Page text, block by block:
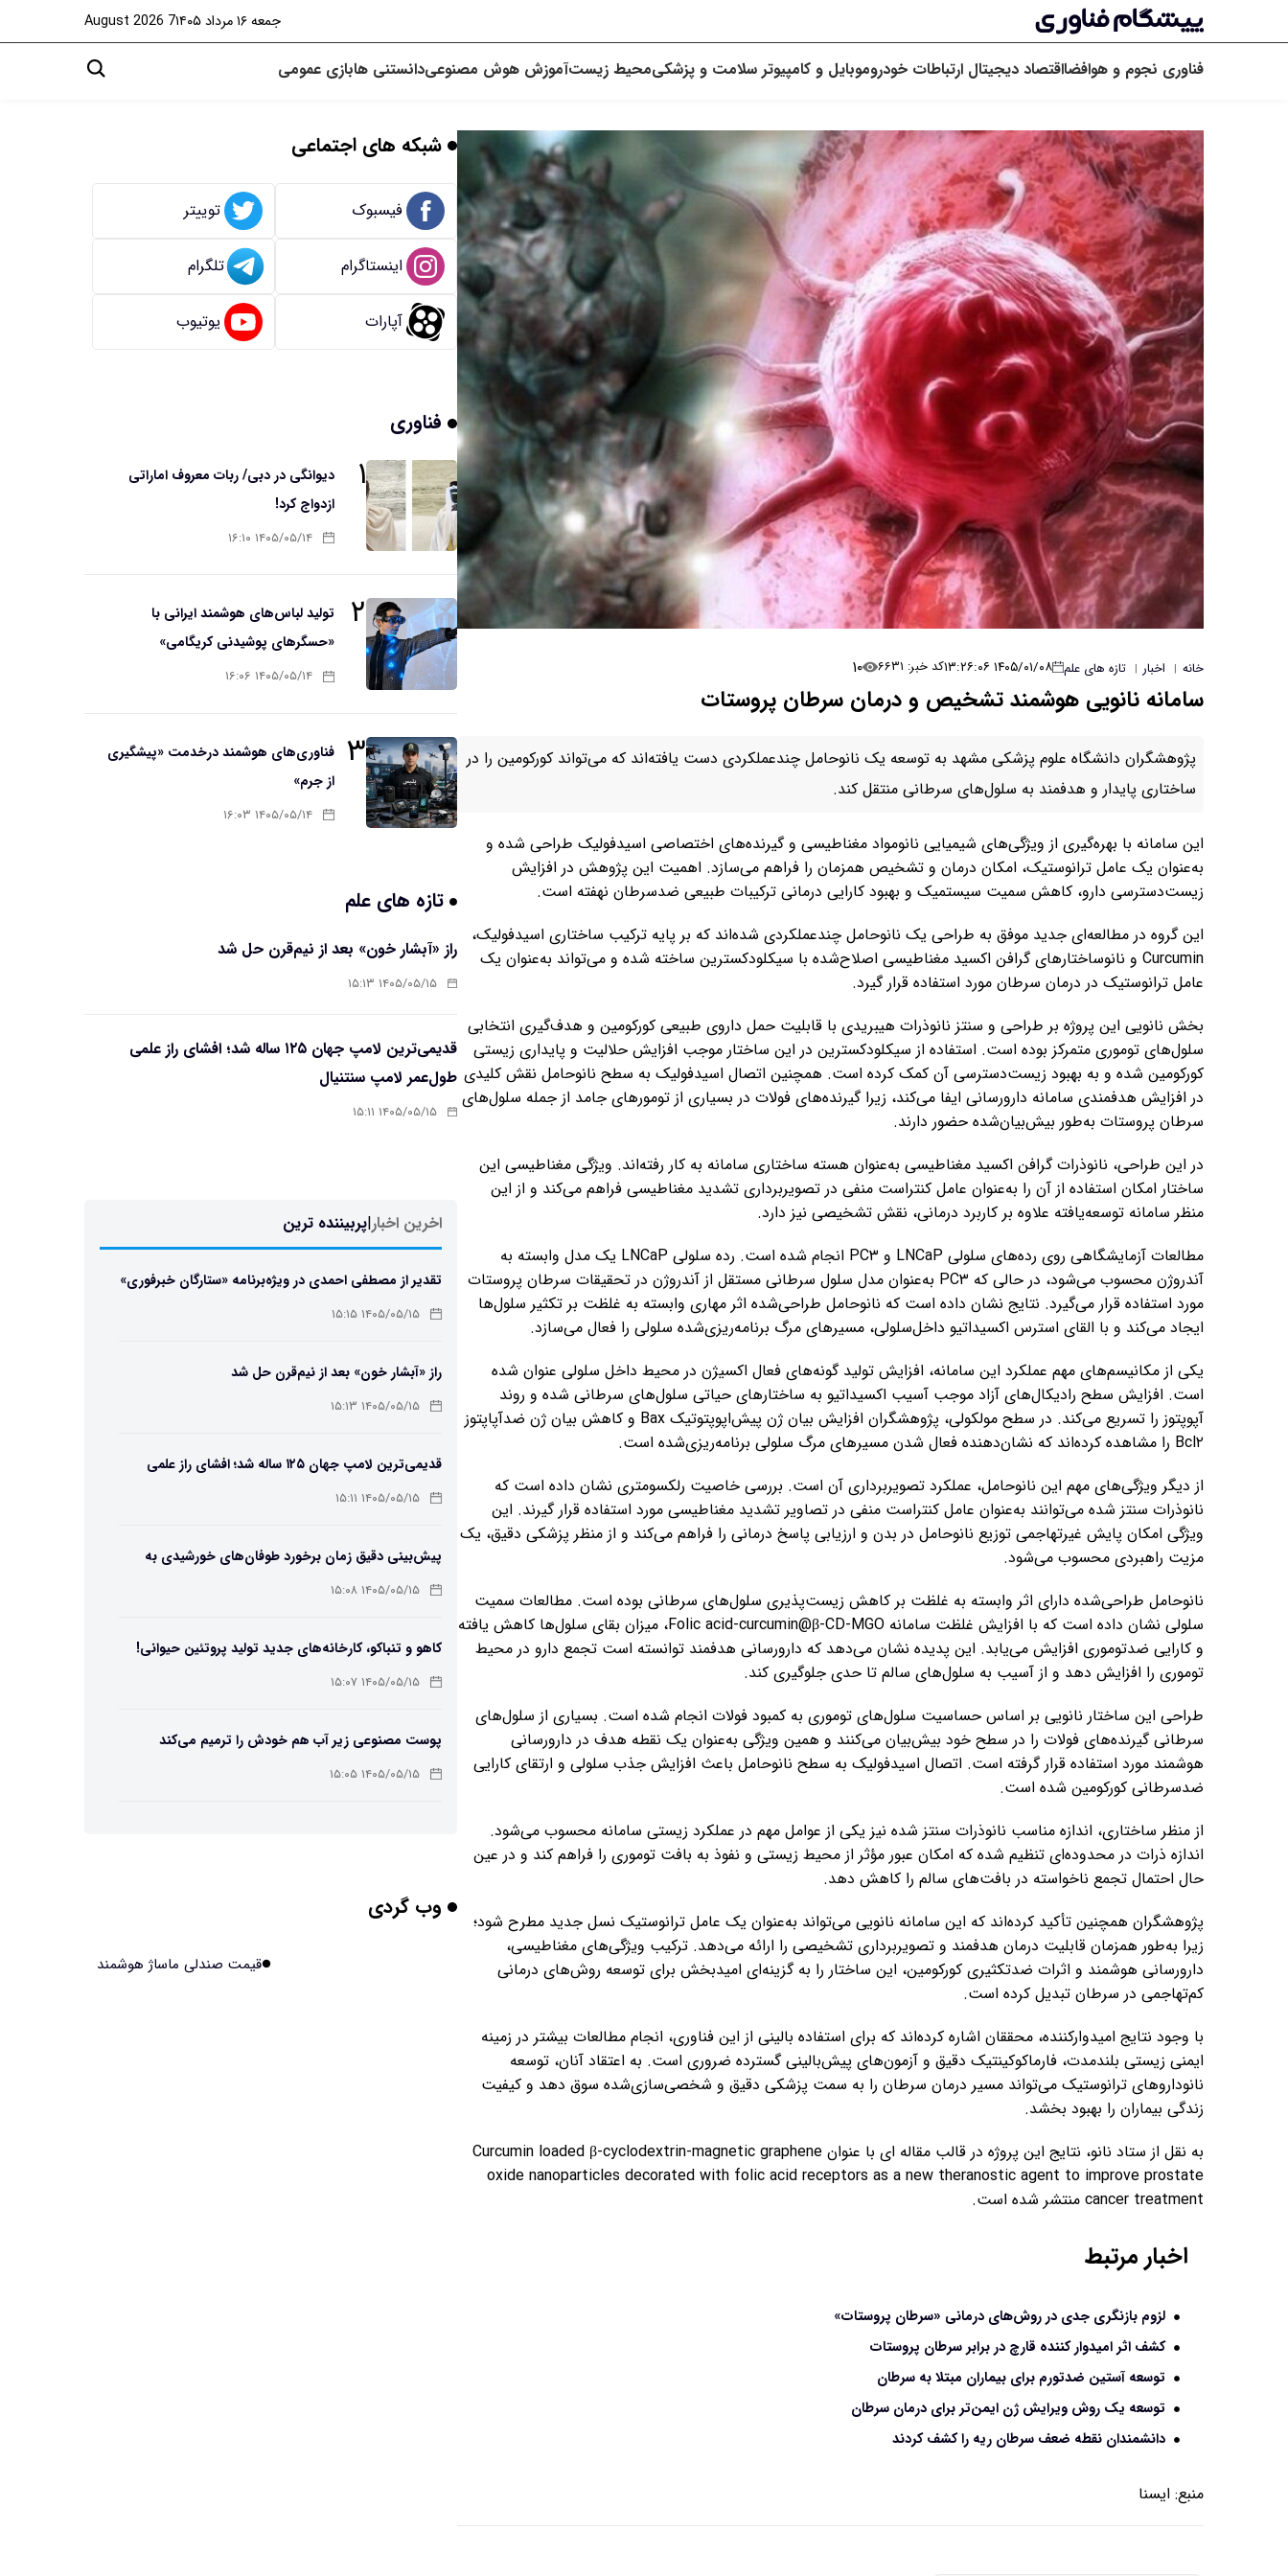
جمعه ۱۶ مرداد ۱۴۰۵ 7 August 2026
فناوری نجوم و هوافضااقتصاد دیجیتال ارتباطات خودروموبایل و کامپیوتر سلامت و پزشکیمحیط زیستآموزش هوش مصنوعیدانستنی هابازی عمومی
خانه | اخبار | تازه های علم ۱۴۰۵/۰۱/۰۸ ۱۳:۲۶:۰۶ کد خبر: ۶۶۳۱ ۱۰
سامانه نانویی هوشمند تشخیص و درمان سرطان پروستات
پژوهشگران دانشگاه علوم پزشکی مشهد به توسعه یک نانوحامل چندعملکردی دست یافته‌اند که می‌تواند کورکومین را در
ساختاری پایدار و هدفمند به سلول‌های سرطانی منتقل کند.
این سامانه با بهره‌گیری از ویژگی‌های شیمیایی نانومواد مغناطیسی و گیرنده‌های اختصاصی اسیدفولیک طراحی شده و
به‌عنوان یک عامل ترانوستیک، امکان درمان و تشخیص همزمان را فراهم می‌سازد. اهمیت این پژوهش در افزایش
زیست‌دسترسی دارو، کاهش سمیت سیستمیک و بهبود کارایی درمانی ترکیبات طبیعی ضدسرطان نهفته است.
این گروه در مطالعه‌ای جدید موفق به طراحی یک نانوحامل چندعملکردی شده‌اند که بر پایه ترکیب ساختاری اسیدفولیک،
Curcumin و نانوساختارهای گرافن اکسید مغناطیسی اصلاح‌شده با سیکلودکسترین ساخته شده و می‌تواند به‌عنوان یک
عامل ترانوستیک در درمان سرطان مورد استفاده قرار گیرد.
بخش نانویی این پروژه بر طراحی و سنتز نانوذرات هیبریدی با قابلیت حمل داروی طبیعی کورکومین و هدف‌گیری انتخابی
سلول‌های توموری متمرکز بوده است. استفاده از سیکلودکسترین در این ساختار موجب افزایش حلالیت و پایداری زیستی
کورکومین شده و به بهبود زیست‌دسترسی آن کمک کرده است. همچنین اتصال اسیدفولیک به سطح نانوحامل نقش کلیدی
در افزایش هدفمندی سامانه دارورسانی ایفا می‌کند، زیرا گیرنده‌های فولات در بسیاری از تومورهای جامد از جمله سلول‌های
سرطان پروستات به‌طور بیش‌بیان‌شده حضور دارند.
در این طراحی، نانوذرات گرافن اکسید مغناطیسی به‌عنوان هسته ساختاری سامانه به کار رفته‌اند. ویژگی مغناطیسی این
ساختار امکان استفاده از آن را به‌عنوان عامل کنتراست منفی در تصویربرداری تشدید مغناطیسی فراهم می‌کند و از این
منظر سامانه توسعه‌یافته علاوه بر کاربرد درمانی، نقش تشخیصی نیز دارد.
مطالعات آزمایشگاهی روی رده‌های سلولی LNCaP و PC۳ انجام شده است. رده سلولی LNCaP یک مدل وابسته به
آندروژن محسوب می‌شود، در حالی که PC۳ به‌عنوان مدل سلول سرطانی مستقل از آندروژن در تحقیقات سرطان پروستات
مورد استفاده قرار می‌گیرد. نتایج نشان داده است که نانوحامل طراحی‌شده اثر مهاری وابسته به غلظت بر تکثیر سلول‌ها
ایجاد می‌کند و با القای استرس اکسیداتیو داخل‌سلولی، مسیرهای مرگ برنامه‌ریزی‌شده سلولی را فعال می‌سازد.
یکی از مکانیسم‌های مهم عملکرد این سامانه، افزایش تولید گونه‌های فعال اکسیژن در محیط داخل سلولی عنوان شده
است. افزایش سطح رادیکال‌های آزاد موجب آسیب اکسیداتیو به ساختارهای حیاتی سلول‌های سرطانی شده و روند
آپوپتوز را تسریع می‌کند. در سطح مولکولی، پژوهشگران افزایش بیان ژن پیش‌اپوپتوتیک Bax و کاهش بیان ژن ضدآپاپتوز
Bcl۲ را مشاهده کرده‌اند که نشان‌دهنده فعال شدن مسیرهای مرگ سلولی برنامه‌ریزی‌شده است.
از دیگر ویژگی‌های مهم این نانوحامل، عملکرد تصویربرداری آن است. بررسی خاصیت رلکسومتری نشان داده است که
نانوذرات سنتز شده می‌توانند به‌عنوان عامل کنتراست منفی در تصاویر تشدید مغناطیسی مورد استفاده قرار گیرند. این
ویژگی امکان پایش غیرتهاجمی توزیع نانوحامل در بدن و ارزیابی پاسخ درمانی را فراهم می‌کند و از منظر پزشکی دقیق، یک
مزیت راهبردی محسوب می‌شود.
نانوحامل طراحی‌شده دارای اثر وابسته به غلظت بر کاهش زیست‌پذیری سلول‌های سرطانی بوده است. مطالعات سمیت
سلولی نشان داده است که با افزایش غلظت سامانه Folic acid-curcumin@β-CD-MGO، میزان بقای سلول‌ها کاهش یافته
و کارایی ضدتوموری افزایش می‌یابد. این پدیده نشان می‌دهد که دارورسانی هدفمند توانسته است تجمع دارو در محیط
توموری را افزایش دهد و از آسیب به سلول‌های سالم تا حدی جلوگیری کند.
طراحی این ساختار نانویی بر اساس حساسیت سلول‌های توموری به کمبود فولات انجام شده است. بسیاری از سلول‌های
سرطانی گیرنده‌های فولات را در سطح خود بیش‌بیان می‌کنند و همین ویژگی به‌عنوان یک نقطه هدف در دارورسانی
هوشمند مورد استفاده قرار گرفته است. اتصال اسیدفولیک به سطح نانوحامل باعث افزایش جذب سلولی و ارتقای کارایی
ضدسرطانی کورکومین شده است.
از منظر ساختاری، اندازه مناسب نانوذرات سنتز شده نیز یکی از عوامل مهم در عملکرد زیستی سامانه محسوب می‌شود.
اندازه ذرات در محدوده‌ای تنظیم شده که امکان عبور مؤثر از محیط زیستی و نفوذ به بافت توموری را فراهم کند و در عین
حال احتمال تجمع ناخواسته در بافت‌های سالم را کاهش دهد.
پژوهشگران همچنین تأکید کرده‌اند که این سامانه نانویی می‌تواند به‌عنوان یک عامل ترانوستیک نسل جدید مطرح شود؛
زیرا به‌طور همزمان قابلیت درمان هدفمند و تصویربرداری تشخیصی را ارائه می‌دهد. ترکیب ویژگی‌های مغناطیسی،
دارورسانی هوشمند و اثرات ضدتکثیری کورکومین، این ساختار را به گزینه‌ای امیدبخش برای توسعه روش‌های درمانی
کم‌تهاجمی در سرطان تبدیل کرده است.
با وجود نتایج امیدوارکننده، محققان اشاره کرده‌اند که برای استفاده بالینی از این فناوری، انجام مطالعات بیشتر در زمینه
ایمنی زیستی بلندمدت، فارماکوکینتیک دقیق و آزمون‌های پیش‌بالینی گسترده ضروری است. به اعتقاد آنان، توسعه
نانوداروهای ترانوستیک می‌تواند مسیر درمان سرطان را به سمت پزشکی دقیق و شخصی‌سازی‌شده سوق دهد و کیفیت
زندگی بیماران را بهبود بخشد.
به نقل از ستاد نانو، نتایج این پروژه در قالب مقاله ای با عنوان Curcumin loaded β-cyclodextrin-magnetic graphene
oxide nanoparticles decorated with folic acid receptors as a new theranostic agent to improve prostate
cancer treatment منتشر شده است.
اخبار مرتبط
لزوم بازنگری جدی در روش‌های درمانی «سرطان پروستات»
کشف اثر امیدوار کننده‌ قارچ در برابر سرطان پروستات
توسعه آستین ضدتورم برای بیماران مبتلا به سرطان
توسعه یک روش ویرایش ژن ایمن‌تر برای درمان سرطان
دانشمندان نقطه ضعف سرطان ریه را کشف کردند
منبع: ايسنا
شبکه های اجتماعی
فیسبوک توییتر
اینستاگرام تلگرام
آپارات یوتیوب
فناوری
۱
دیوانگی در دبی/ ربات معروف اماراتی
ازدواج کرد!
۱۴۰۵/۰۵/۱۴ ۱۶:۱۰
۲
تولید لباس‌های هوشمند ایرانی با
«حسگرهای پوشیدنی کریگامی»
۱۴۰۵/۰۵/۱۴ ۱۶:۰۶
۳ فناوری‌های هوشمند درخدمت «پیشگیری
از جرم»
۱۴۰۵/۰۵/۱۴ ۱۶:۰۳
تازه های علم
راز «آبشار خون» بعد از نیم‌قرن حل شد
۱۴۰۵/۰۵/۱۵ ۱۵:۱۳
قدیمی‌ترین لامپ جهان ۱۲۵ ساله شد؛ افشای راز علمی
طول‌عمر لامپ سنتنیال
۱۴۰۵/۰۵/۱۵ ۱۵:۱۱
اخرین اخبار|پربیننده ترین
تقدیر از مصطفی احمدی در ویژه‌برنامه «ستارگان خبرفوری»
۱۴۰۵/۰۵/۱۵ ۱۵:۱۵
راز «آبشار خون» بعد از نیم‌قرن حل شد
۱۴۰۵/۰۵/۱۵ ۱۵:۱۳
قدیمی‌ترین لامپ جهان ۱۲۵ ساله شد؛ افشای راز علمی
طول‌عمر لامپ سنتنیال
۱۴۰۵/۰۵/۱۵ ۱۵:۱۱
پیش‌بینی دقیق زمان برخورد طوفان‌های خورشیدی به
زمین ممکن شد
۱۴۰۵/۰۵/۱۵ ۱۵:۰۸
کاهو و تنباکو، کارخانه‌های جدید تولید پروتئین حیوانی!
۱۴۰۵/۰۵/۱۵ ۱۵:۰۷
پوست مصنوعی زیر آب هم خودش را ترمیم می‌کند
۱۴۰۵/۰۵/۱۵ ۱۵:۰۵
برنج فضایی چین به مرحله برداشت رسید
وب گردی
قیمت صندلی ماساژ هوشمند